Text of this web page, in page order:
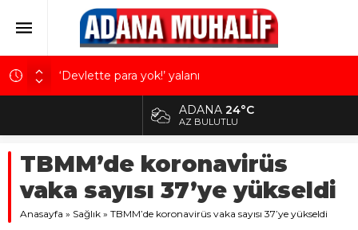
‘Devlette para yok!’ yalanı
Kuru meyve sektörü 2 milyar dolar ihracat hedefi
için Ankara’dan destek istedi
Mobilya ihracatında Avrupa ivmesi
Göz için “Akıllı Mercek” herkes için uygun mu?
Devletin iki bilançosu: Görünen bütçe, bütçe dışı
riskler ve hazineyi bekleyen yük
10.824,63
DOLAR
42,2340
ADANA24°C
AZ BULUTLU
TBMM’de koronavirüs
vaka sayısı 37’ye yükseldi
Anasayfa » Sağlık » TBMM’de koronavirüs vaka sayısı 37’ye yükseldi